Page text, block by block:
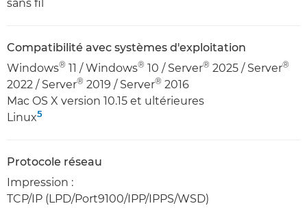
sans fil
Compatibilité avec systèmes d'exploitation
Windows® 11 / Windows® 10 / Server® 2025 / Server®
2022 / Server® 2019 / Server® 2016
Mac OS X version 10.15 et ultérieures
Linux5
Protocole réseau
Impression :
TCP/IP (LPD/Port9100/IPP/IPPS/WSD)